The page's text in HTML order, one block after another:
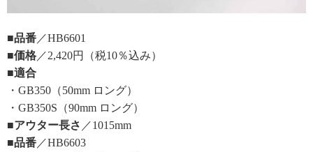
■品番 ／HB6601
■価格 ／2,420円（税10％込み）
■適合
・GB350（50mm ロング）
・GB350S（90mm ロング）
■アウター長さ ／1015mm
■品番 ／HB6603